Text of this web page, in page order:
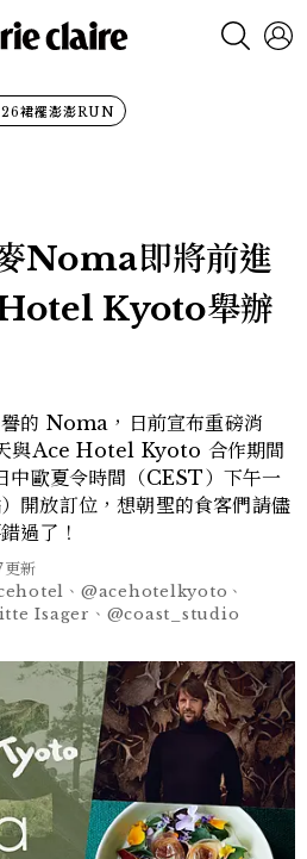
裙襬澎澎RUN
Noma即將前進
Kyoto舉辦
的 Noma，日前宣布重磅消
與Ace Hotel Kyoto 合作期間
中歐夏令時間（CEST）下午一
開放訂位，想朝聖的食客們請儘
過了！
更新
、@acehotelkyoto、
Isager、@coast_studio